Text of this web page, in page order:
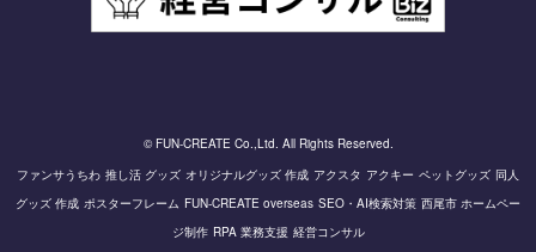
© FUN-CREATE Co.,Ltd. All Rights Reserved.
ファンサうちわ 推し活 グッズ オリジナルグッズ 作成 アクスタ アクキー ペットグッズ 同人
グッズ 作成 ポスターフレーム FUN-CREATE overseas SEO・AI検索対策 西尾市 ホームペー
ジ制作 RPA 業務支援 経営コンサル